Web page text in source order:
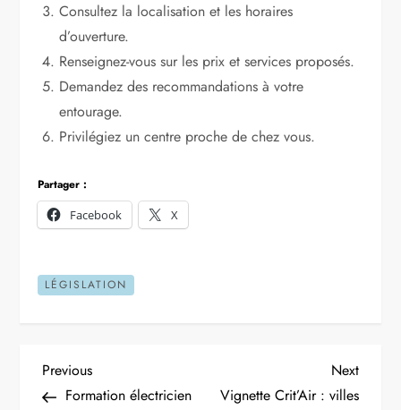
Consultez la localisation et les horaires
d’ouverture.
Renseignez-vous sur les prix et services proposés.
Demandez des recommandations à votre
entourage.
Privilégiez un centre proche de chez vous.
Partager :
Facebook
X
LÉGISLATION
N
Previous
Post
Previous
Formation électricien
Next
Post
Next
Vignette Crit’Air : villes